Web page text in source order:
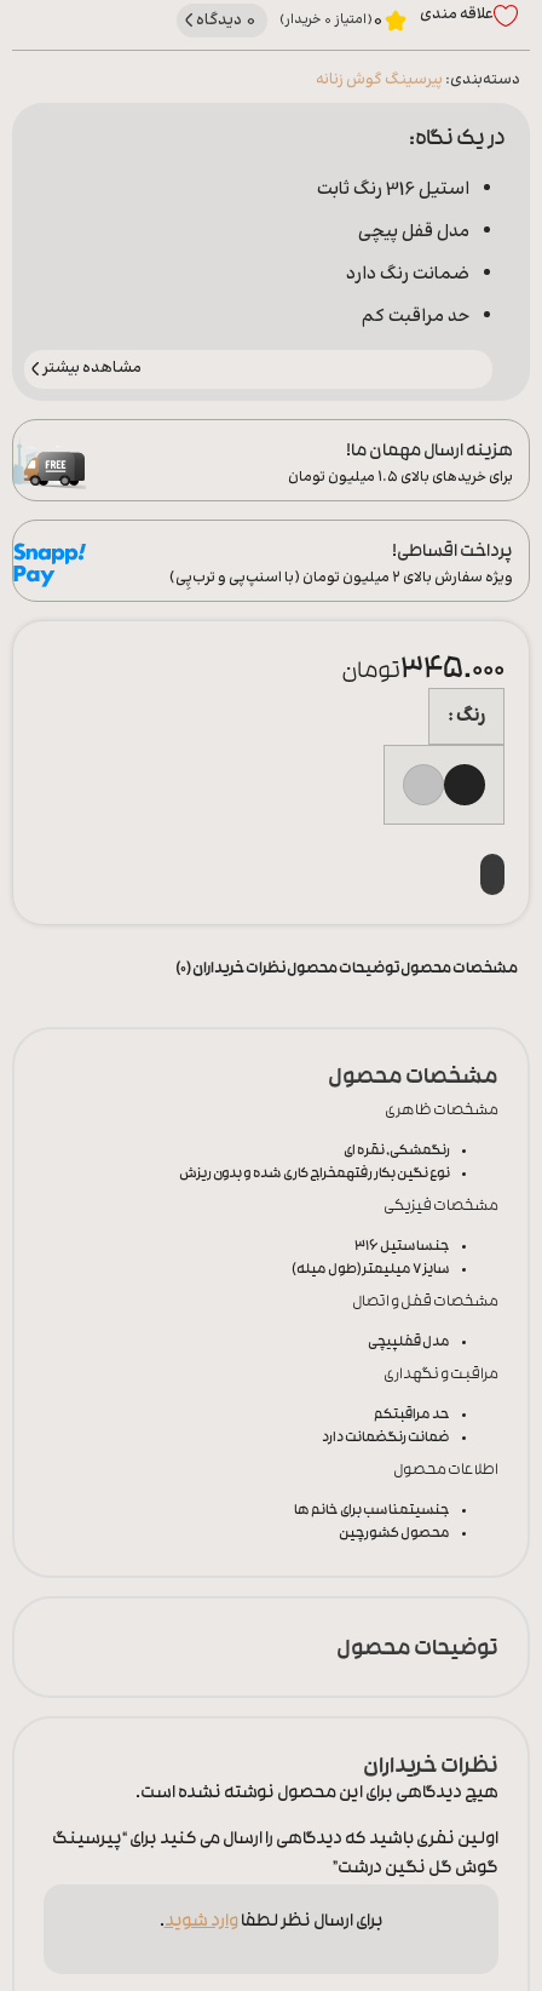
علاقه‌ مندی 0(امتیاز 0 خریدار) 0 دیدگاه
دسته‌بندی: پیرسینگ گوش زنانه
در یک نگاه:
استیل 316 رنگ ثابت
مدل قفل پیچی
ضمانت رنگ دارد
حد مراقبت کم
مشاهده بیشتر
هزینه ارسال مهمان ما!
برای خریدهای بالای ۱.۵ میلیون تومان
پرداخت اقساطی!
ویژه سفارش‌ بالای ۲ میلیون تومان (با اسنپ‌پی و ترب‌پِی)
345.000تومان
رنگ
مشخصات محصولتوضیحات محصولنظرات خریداران (0)
مشخصات محصول
مشخصات ظاهری
رنگمشکی, نقره ای
نوع نگین بکار رفتهمخراج کاری شده و بدون ریزش
مشخصات فیزیکی
جنساستیل 316
سایز7 میلیمتر(طول میله)
مشخصات قفل و اتصال
مدل قفلپیچی
مراقبت و نگهداری
حد مراقبتکم
ضمانت رنگضمانت دارد
اطلاعات محصول
جنسیتمناسب برای خانم ها
محصول کشورچین
توضیحات محصول
نظرات خریداران
هیچ دیدگاهی برای این محصول نوشته نشده است.
اولین نفری باشید که دیدگاهی را ارسال می کنید برای “پیرسینگ
گوش گل نگین درشت”
برای ارسال نظر لطفاوارد شوید.